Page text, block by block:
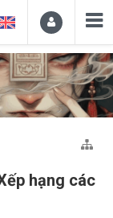
hạng các